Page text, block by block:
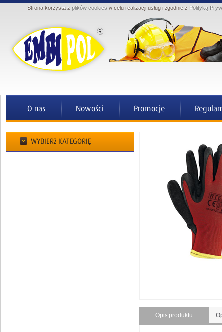
Strona korzysta z plików cookies w celu realizacji usług i zgodnie z Polityką
Opis produktu